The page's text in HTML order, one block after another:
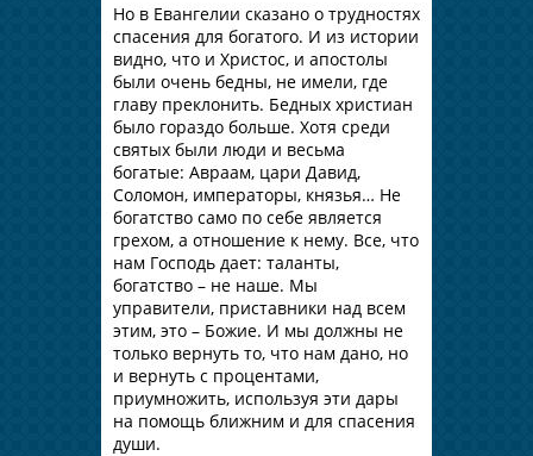
Но в Евангелии сказано о трудностях
спасения для богатого. И из истории
видно, что и Христос, и апостолы
были очень бедны, не имели, где
главу преклонить. Бедных христиан
было гораздо больше. Хотя среди
святых были люди и весьма
богатые: Авраам, цари Давид,
Соломон, императоры, князья… Не
богатство само по себе является
грехом, а отношение к нему. Все, что
нам Господь дает: таланты,
богатство – не наше. Мы
управители, приставники над всем
этим, это – Божие. И мы должны не
только вернуть то, что нам дано, но
и вернуть с процентами,
приумножить, используя эти дары
на помощь ближним и для спасения
души.